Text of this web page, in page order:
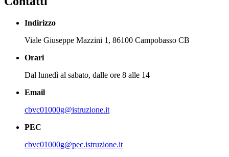
Indirizzo
Viale Giuseppe Mazzini 1, 86100 Campobasso CB
Orari
Dal lunedì al sabato, dalle ore 8 alle 14
Email
cbvc01000g@istruzione.it
PEC
cbvc01000g@pec.istruzione.it